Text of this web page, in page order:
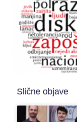
Slične objave